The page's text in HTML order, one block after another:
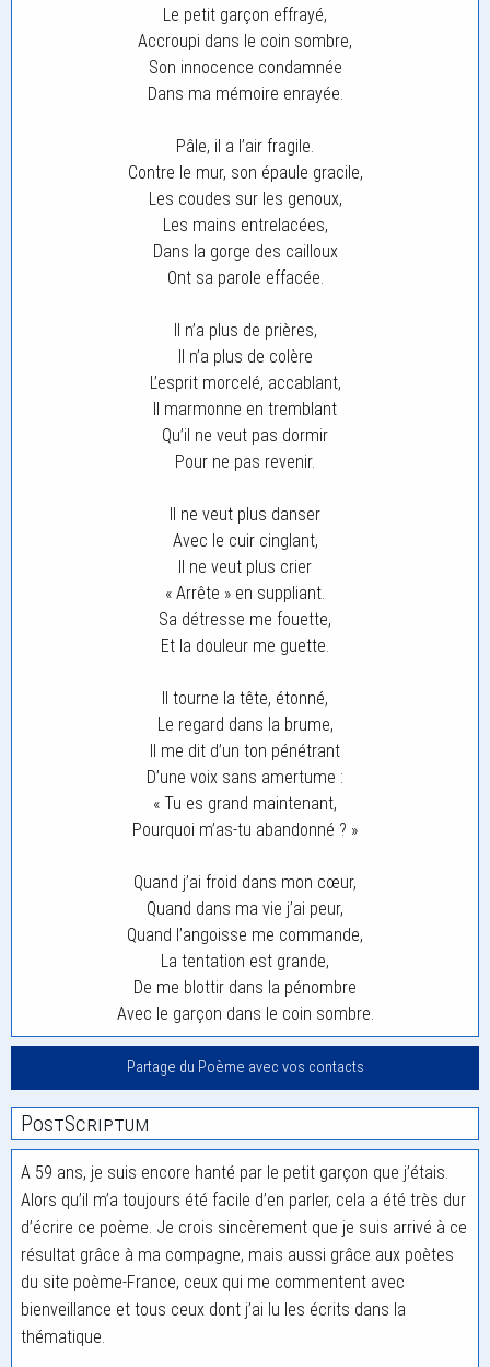
Le petit garçon effrayé,
Accroupi dans le coin sombre,
Son innocence condamnée
Dans ma mémoire enrayée.
Pâle, il a l’air fragile.
Contre le mur, son épaule gracile,
Les coudes sur les genoux,
Les mains entrelacées,
Dans la gorge des cailloux
Ont sa parole effacée.
Il n’a plus de prières,
Il n’a plus de colère
L’esprit morcelé, accablant,
Il marmonne en tremblant
Qu’il ne veut pas dormir
Pour ne pas revenir.
Il ne veut plus danser
Avec le cuir cinglant,
Il ne veut plus crier
« Arrête » en suppliant.
Sa détresse me fouette,
Et la douleur me guette.
Il tourne la tête, étonné,
Le regard dans la brume,
Il me dit d’un ton pénétrant
D’une voix sans amertume :
« Tu es grand maintenant,
Pourquoi m’as-tu abandonné ? »
Quand j’ai froid dans mon cœur,
Quand dans ma vie j’ai peur,
Quand l’angoisse me commande,
La tentation est grande,
De me blottir dans la pénombre
Avec le garçon dans le coin sombre.
Partage du Poème avec vos contacts
PostScriptum
A 59 ans, je suis encore hanté par le petit garçon que j’étais.
Alors qu’il m’a toujours été facile d’en parler, cela a été très dur
d’écrire ce poème. Je crois sincèrement que je suis arrivé à ce
résultat grâce à ma compagne, mais aussi grâce aux poètes
du site poème-France, ceux qui me commentent avec
bienveillance et tous ceux dont j’ai lu les écrits dans la
thématique.